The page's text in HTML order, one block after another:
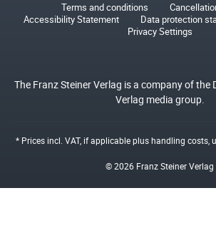
Terms and conditions
Accessibility Statement
Data protection
Privacy Settings
The Franz Steiner Verlag is a company of the
Verlag media group.
* Prices incl. VAT, if applicable plushandling costs,
© 2026 Franz Steiner Verlag